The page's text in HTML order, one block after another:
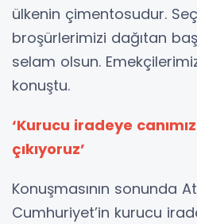
ülkenin çimentosudur.
broşürlerimizi dağıtan
selam olsun.
konuştu.
‘Kurucu iradeye
çıkıyoruz’
Konuşmasının sonunda
Cumhuriyet’in kurucu